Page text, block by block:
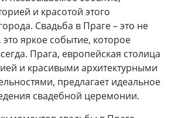
и красотой этого
Свадьба в Праге – это не
это яркое событие, которое
Прага, европейская столица
и красивыми архитектурными
предлагает идеальное
свадебной церемонии.